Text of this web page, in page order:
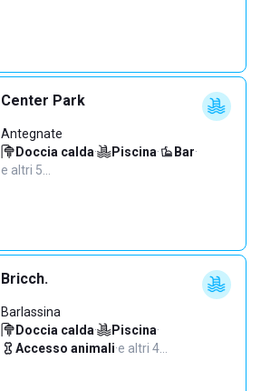
Center Park
Antegnate
Doccia calda· Piscina· Bar·
e altri 5…
Bricch.
Barlassina
Doccia calda· Piscina·
Accesso animali·e altri 4…